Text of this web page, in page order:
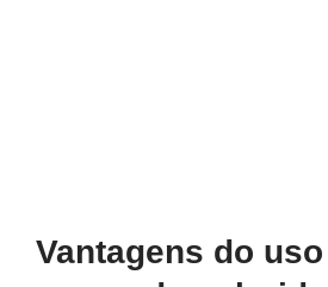
Vantagens do